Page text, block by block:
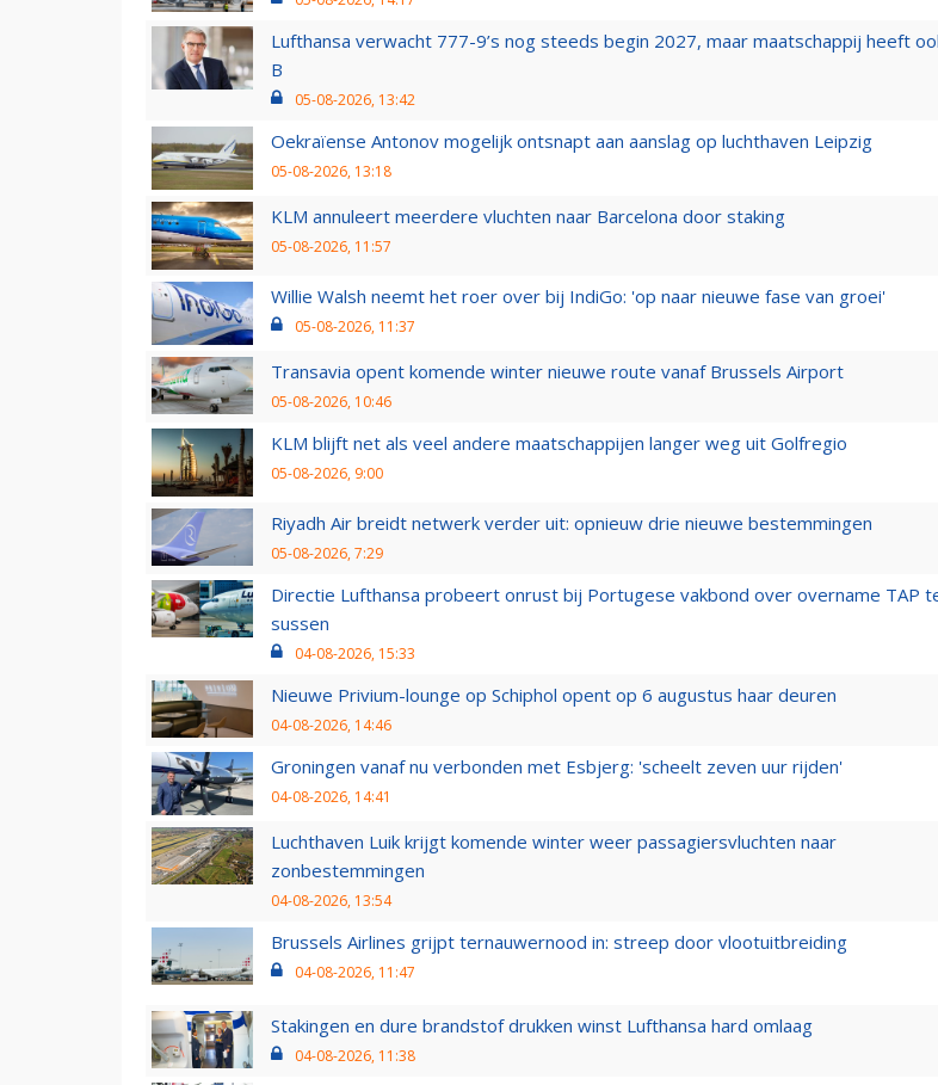
Lufthansa verwacht 777-9’s nog steeds begin 2027, maar maatschappij heeft
B
05-08-2026, 13:42
Oekraïense Antonov mogelijk ontsnapt aan aanslag op luchthaven Leipzig
05-08-2026, 13:18
KLM annuleert meerdere vluchten naar Barcelona door staking
05-08-2026, 11:57
Willie Walsh neemt het roer over bij IndiGo: 'op naar nieuwe fase van groei'
05-08-2026, 11:37
Transavia opent komende winter nieuwe route vanaf Brussels Airport
05-08-2026, 10:46
KLM blijft net als veel andere maatschappijen langer weg uit Golfregio
05-08-2026, 9:00
Riyadh Air breidt netwerk verder uit: opnieuw drie nieuwe bestemmingen
05-08-2026, 7:29
Directie Lufthansa probeert onrust bij Portugese vakbond over overname TAP
sussen
04-08-2026, 15:33
Nieuwe Privium-lounge op Schiphol opent op 6 augustus haar deuren
04-08-2026, 14:46
Groningen vanaf nu verbonden met Esbjerg: 'scheelt zeven uur rijden'
04-08-2026, 14:41
Luchthaven Luik krijgt komende winter weer passagiersvluchten naar
zonbestemmingen
04-08-2026, 13:54
Brussels Airlines grijpt ternauwernood in: streep door vlootuitbreiding
04-08-2026, 11:47
Stakingen en dure brandstof drukken winst Lufthansa hard omlaag
04-08-2026, 11:38